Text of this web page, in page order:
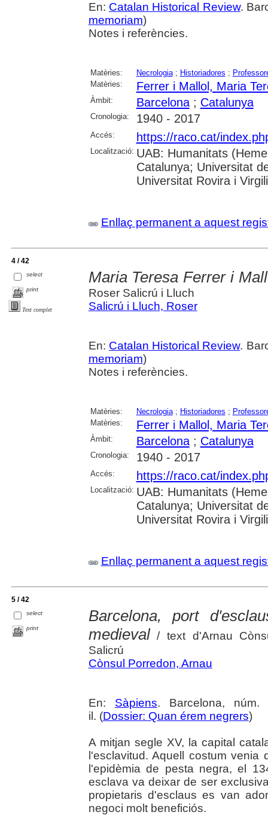
En: Catalan Historical Review.
memoriam)
Notes i referències.
Matèries: Necrologia; Historiadores ;
Matèries:
Ferrer i Mallol, Maria
Àmbit: Barcelona; Catalunya
Cronologia: 1940 - 2017
Accés: https://raco.cat/
Localització: UAB: Humanitats
Catalunya; Universitat
Universitat Rovira i Virgili
Enllaç permanent a aquest
4 / 42
select
print
Text complet
Maria Teresa Ferrer i
Roser Salicrú i Lluch
Salicrú i Lluch, Roser
En: Catalan Historical Review.
memoriam)
Notes i referències.
Matèries: Necrologia; Historiadores ;
Matèries:
Ferrer i Mallol, Maria
Àmbit: Barcelona; Catalunya
Cronologia: 1940 - 2017
Accés: https://raco.cat/
Localització: UAB: Humanitats
Catalunya; Universitat
Universitat Rovira i Virgili
Enllaç permanent a aquest
5 / 42
select
print
Barcelona, port
medieval/ text d'Arnau
Salicrú
Cònsul Porredon, Arnau
En: Sàpiens. Barcelona,
il. (Dossier: Quan érem negrers)
A mitjan segle XV, la capital
l'esclavitud. Aquell costum
l'epidèmia de pesta negra, el
esclava va deixar de ser
propietaris d'esclaus es van
negoci molt beneficiós.